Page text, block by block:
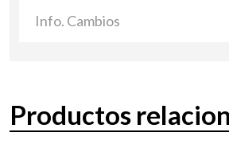
Info. Cambios
Productos